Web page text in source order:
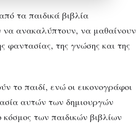
τα παιδικά βιβλία
να ανακαλύπτουν, να μαθαίνουν
φαντασίας, της γνώσης και της
το παιδί, ενώ οι εικονογράφοι
αυτών των δημιουργών
των παιδικών βιβλίων